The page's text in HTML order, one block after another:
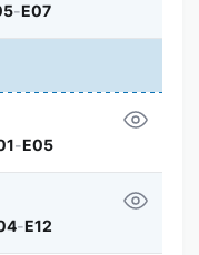
-E07
-E05
-E12